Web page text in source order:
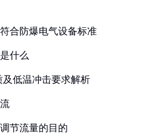
合防爆电气设备标准
什么
及低温冲击要求解析
节流量的目的